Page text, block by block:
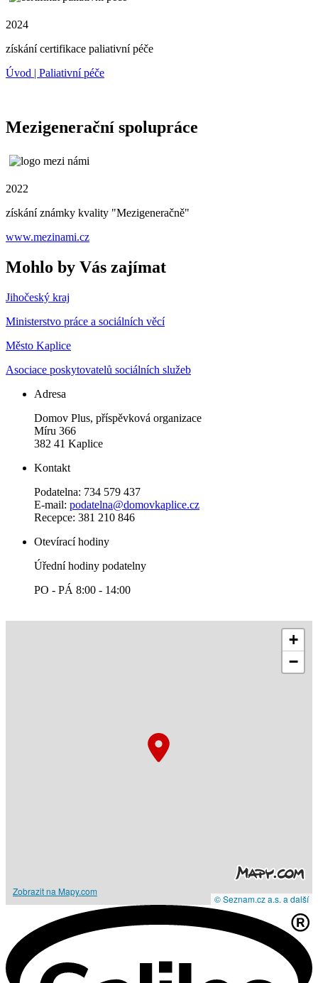
2024
získání certifikace paliativní péče
Úvod | Paliativní péče
Mezigenerační spolupráce
2022
získání známky kvality "Mezigeneračně"
www.mezinami.cz
Mohlo by Vás zajímat
Jihočeský kraj
Ministerstvo práce a sociálních věcí
Město Kaplice
Asociace poskytovatelů sociálních služeb
Adresa
Domov Plus, příspěvková organizace
Míru 366
382 41 Kaplice
Kontakt
Podatelna: 734 579 437
E-mail: podatelna@domovkaplice.cz
Recepce: 381 210 846
Otevírací hodiny
Úřední hodiny podatelny
PO - PÁ 8:00 - 14:00
+
−
Zobrazit na Mapy.com
© Seznam.cz a.s. a další